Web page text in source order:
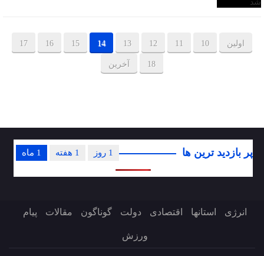
اولین 10
11
12
13
14
15
16
17
18 آخرین
پر بازدید ترین ها 1 ماه 1 هفته 1 روز
انرژی استانها اقتصادی دولت گوناگون مقالات پیام
ورزش